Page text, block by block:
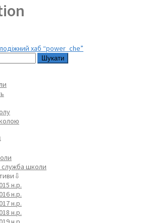
хаб “power_che”
служба школи
н.р.
н.р.
н.р.
н.р.